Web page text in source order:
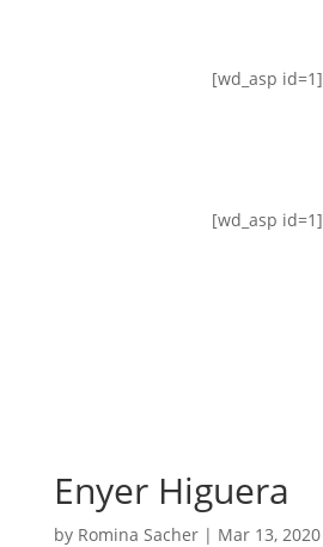
[wd_asp id=1]
[wd_asp id=1]
Enyer Higuera
by Romina Sacher| Mar 13, 2020